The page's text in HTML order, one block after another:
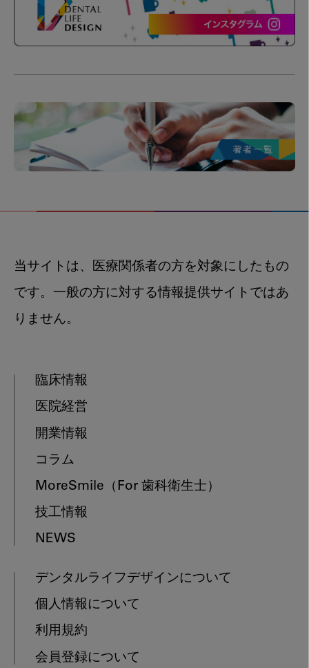
当サイトは、医療関係者の方を対象にしたもの
です。一般の方に対する情報提供サイトではあ
りません。
臨床情報
医院経営
開業情報
コラム
MoreSmile （For 歯科衛生士）
技工情報
NEWS
デンタルライフデザインについて
個人情報について
利用規約
会員登録について